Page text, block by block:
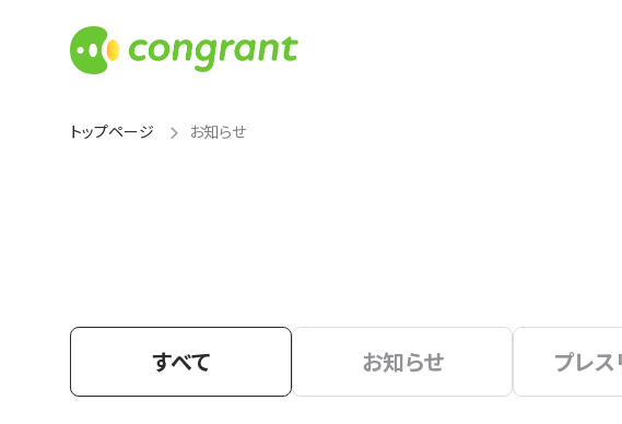
トップページ お知らせ
すべて お知らせ プレス